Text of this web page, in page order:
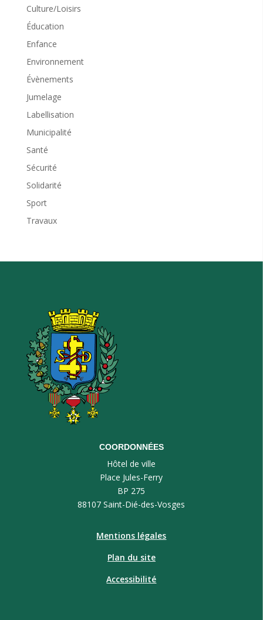
Culture/Loisirs
Éducation
Enfance
Environnement
Évènements
Jumelage
Labellisation
Municipalité
Santé
Sécurité
Solidarité
Sport
Travaux
COORDONNÉES
Hôtel de ville
Place Jules-Ferry
BP 275
88107 Saint-Dié-des-Vosges
Mentions légales
Plan du site
Accessibilité